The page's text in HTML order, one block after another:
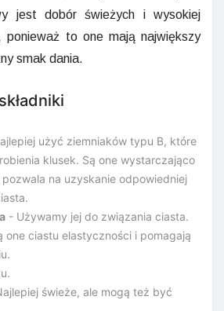
jest dobór świeżych i wysokiej
ponieważ to one mają największy
smak dania.
użyć ziemniaków typu B, które
klusek. Są one wystarczająco
na uzyskanie odpowiedniej
- Używamy jej do związania ciasta.
one ciastu elastyczności i pomagają
świeże, ale mogą też być